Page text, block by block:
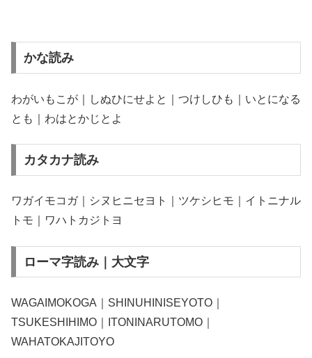
かな読み
わがいもこが｜しぬひにせよと｜つけしひも｜いとになる
とも｜わはとかじとよ
カタカナ読み
ワガイモコガ｜シヌヒニセヨト｜ツケシヒモ｜イトニナル
トモ｜ワハトカジトヨ
ローマ字読み｜大文字
WAGAIMOKOGA｜SHINUHINISEYOTO｜
TSUKESHIHIMO｜ITONINARUTOMO｜
WAHATOKAJITOYO